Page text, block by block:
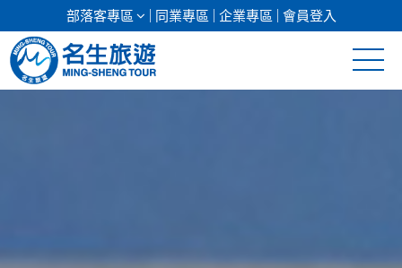
部落客專區 同業專區 企業專區 會員登入